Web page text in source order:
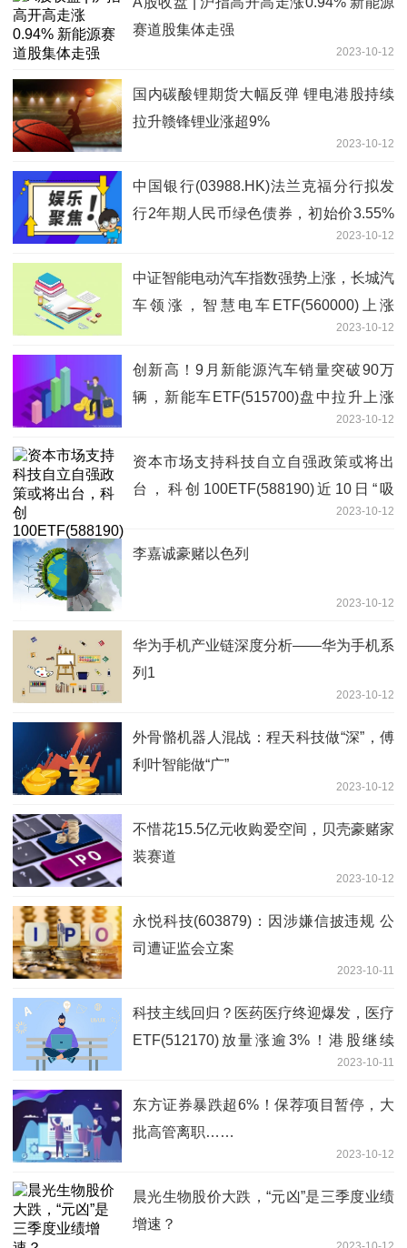
赛道股集体走强
2023-10-12
国内碳酸锂期货大幅反弹 锂电港股持续
拉升赣锋锂业涨超9%
2023-10-12
中国银行(03988.HK)法兰克福分行拟发
行2年期人民币绿色债券，初始价3.55%
2023-10-12
中证智能电动汽车指数强势上涨，长城汽
车领涨，智慧电车ETF(560000)上涨
2023-10-12
创新高！9月新能源汽车销量突破90万
辆，新能车ETF(515700)盘中拉升上涨
2023-10-12
资本市场支持科技自立自强政策或将出
台，科创100ETF(588190)近10日“吸
2023-10-12
李嘉诚豪赌以色列
2023-10-12
华为手机产业链深度分析——华为手机系
列1
2023-10-12
外骨骼机器人混战：程天科技做“深”，傅
利叶智能做“广”
2023-10-12
不惜花15.5亿元收购爱空间，贝壳豪赌家
装赛道
2023-10-12
永悦科技(603879)：因涉嫌信披违规 公
司遭证监会立案
2023-10-11
科技主线回归？医药医疗终迎爆发，医疗
ETF(512170)放量涨逾3%！港股继续
2023-10-11
东方证券暴跌超6%！保荐项目暂停，大
批高管离职……
2023-10-12
晨光生物股价大跌，“元凶”是三季度业绩
增速？